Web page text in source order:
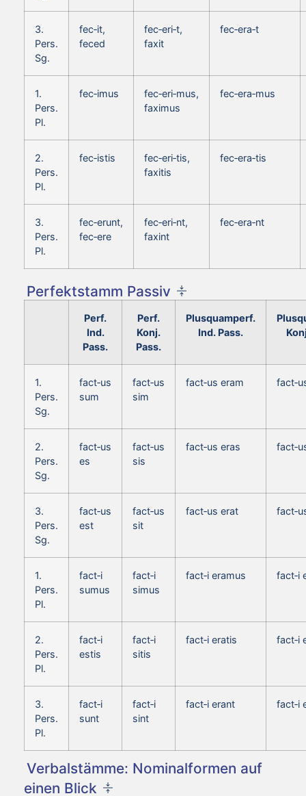
3.
Pers.
Sg.
fec‑it,
feced
fec‑eri‑t,
faxit
fec‑era‑t
1.
Pers.
Pl.
fec‑imus
fec‑eri‑mus,
faximus
fec‑era‑mus
2.
Pers.
Pl.
fec‑istis
fec‑eri‑tis,
faxitis
fec‑era‑tis
3.
Pers.
Pl.
fec‑erunt,
fec‑ere
fec‑eri‑nt,
faxint
fec‑era‑nt
Perfektstamm Passiv
Perf.
Ind.
Pass.
Perf.
Konj.
Pass.
Plusquamperf.
Ind. Pass.
1.
Pers.
Sg.
fact‑us
sum
fact‑us
sim
fact‑us eram
2.
Pers.
Sg.
fact‑us
es
fact‑us
sis
fact‑us eras
3.
Pers.
Sg.
fact‑us
est
fact‑us
sit
fact‑us erat
1.
Pers.
Pl.
fact‑i
sumus
fact‑i
simus
fact‑i eramus fact‑i
2.
Pers.
Pl.
fact‑i
estis
fact‑i
sitis
fact‑i eratis fact‑i
3.
Pers.
Pl.
fact‑i
sunt
fact‑i
sint
fact‑i erant fact‑i
Verbalstämme: Nominalformen auf
einen Blick